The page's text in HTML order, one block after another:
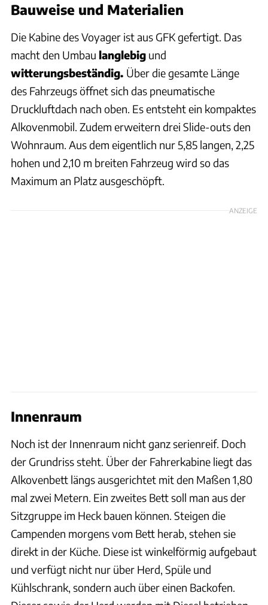
Bauweise und Materialien
Die Kabine des Voyager ist aus GFK gefertigt. Das
macht den Umbau langlebig und
witterungsbeständig. Über die gesamte Länge
des Fahrzeugs öffnet sich das pneumatische
Druckluftdach nach oben. Es entsteht ein kompaktes
Alkovenmobil. Zudem erweitern drei Slide-outs den
Wohnraum. Aus dem eigentlich nur 5,85 langen, 2,25
hohen und 2,10 m breiten Fahrzeug wird so das
Maximum an Platz ausgeschöpft.
ANZEIGE
Innenraum
Noch ist der Innenraum nicht ganz serienreif. Doch
der Grundriss steht. Über der Fahrerkabine liegt das
Alkovenbett längs ausgerichtet mit den Maßen 1,80
mal zwei Metern. Ein zweites Bett soll man aus der
Sitzgruppe im Heck bauen können. Steigen die
Campenden morgens vom Bett herab, stehen sie
direkt in der Küche. Diese ist winkelförmig aufgebaut
und verfügt nicht nur über Herd, Spüle und
Kühlschrank, sondern auch über einen Backofen.